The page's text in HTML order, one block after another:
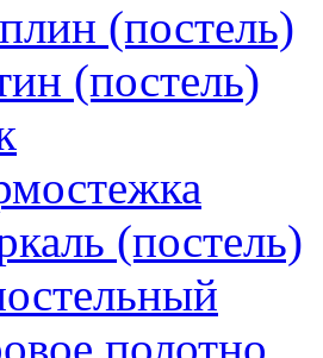
(постель)
(постель)
(постель)